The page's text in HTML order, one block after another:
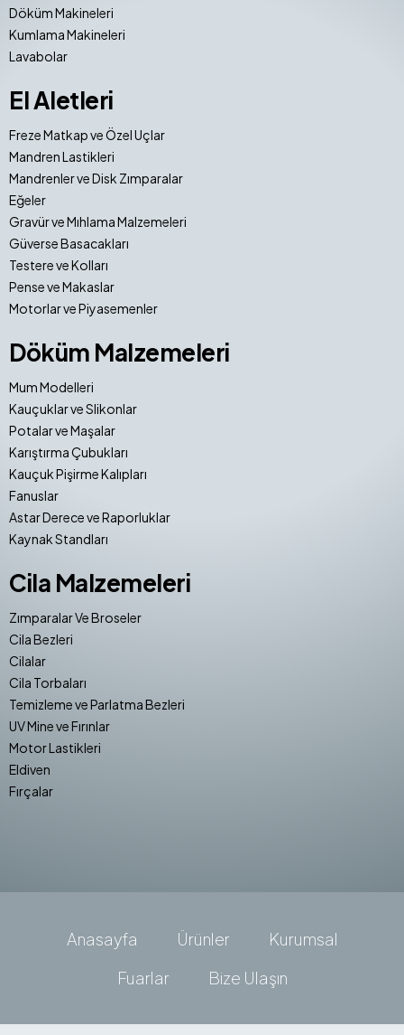
Döküm Makineleri
Kumlama Makineleri
Lavabolar
El Aletleri
Freze Matkap ve Özel Uçlar
Mandren Lastikleri
Mandrenler ve Disk Zımparalar
Eğeler
Gravür ve Mıhlama Malzemeleri
Güverse Basacakları
Testere ve Kolları
Pense ve Makaslar
Motorlar ve Piyasemenler
Döküm Malzemeleri
Mum Modelleri
Kauçuklar ve Slikonlar
Potalar ve Maşalar
Karıştırma Çubukları
Kauçuk Pişirme Kalıpları
Fanuslar
Astar Derece ve Raporluklar
Kaynak Standları
Cila Malzemeleri
Zımparalar Ve Broseler
Cila Bezleri
Cilalar
Cila Torbaları
Temizleme ve Parlatma Bezleri
UV Mine ve Fırınlar
Motor Lastikleri
Eldiven
Fırçalar
Anasayfa Ürünler
Kurumsal
Fuarlar
Bize Ulaşın